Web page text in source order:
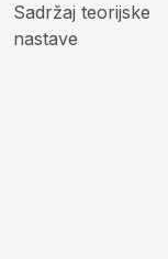
Sadržaj teorijske
nastave